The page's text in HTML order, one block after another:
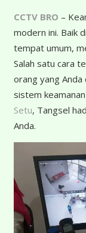
CCTV BRO –
modern ini. Baik
tempat umum,
Salah satu cara
orang yang Anda
sistem keamanan
Setu, Tangsel
Anda.